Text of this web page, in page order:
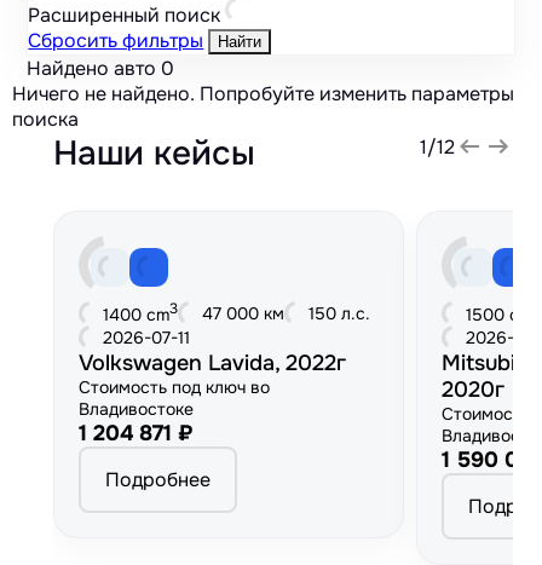
Расширенный поиск
Сбросить фильтры
Найти
Найдено авто 0
Ничего не найдено. Попробуйте изменить параметры
поиска
Наши кейсы 1/12
1400 cm3 47 000 км
150 л.с.
2026-07-11
Volkswagen Lavida, 2022г
Стоимость под ключ во
Владивостоке
1 204 871 ₽
Подробнее
1500 cm
2026-
2020г
Стоимость
1 590